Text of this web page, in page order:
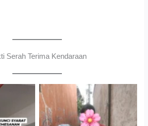
Serah Terima Kendaraan